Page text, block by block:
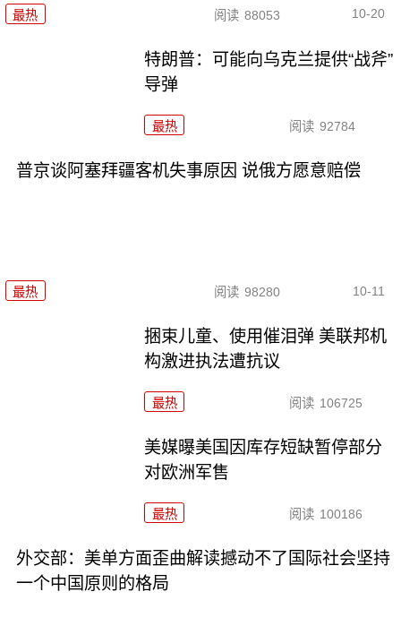
最热 阅读 88053 10-20
特朗普：可能向乌克兰提供“战斧”
导弹
最热 阅读 92784
普京谈阿塞拜疆客机失事原因 说俄方愿意赔偿
最热 阅读 98280 10-11
捆束儿童、使用催泪弹 美联邦机
构激进执法遭抗议
最热 阅读 106725
美媒曝美国因库存短缺暂停部分
对欧洲军售
最热 阅读 100186
外交部：美单方面歪曲解读撼动不了国际社会坚持
一个中国原则的格局